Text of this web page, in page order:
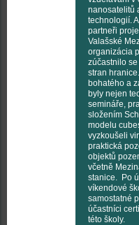
nanosatelitů
technologií.
partneři
Valašské
organizácia
zúčastnilo
stran
bohatého a
byly nejen
semináře,
složením
modelu
vyzkoušeli
praktická
objektů
včetně
stanice. Po
víkendové
samostatné
účastníci
této školy.